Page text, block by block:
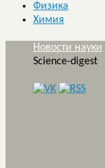
Физика
Химия
Новости науки
Science-digest